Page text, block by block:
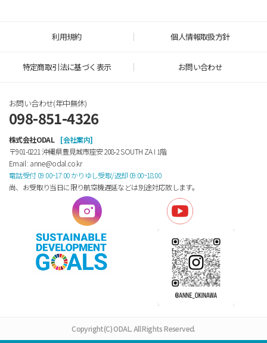
利用規約 個人情報取扱方針
特定商取引法に基づく表示 お問い合わせ
お問い合わせ(年中無休)
098-851-4326
株式会社ODAL
[会社案内]
〒901-0221 沖縄県豊見城市座安 208-2 SOUTH ZA Ⅰ 1階
Email : anne@odal.co.kr
電話受付 09:00~17:00 かりゆし受取/返却 09:00~18:00
尚、お受取り当日に限り航空機遅延などは別途対応致します。
Copyright(C) ODAL. All Rights Reserved.